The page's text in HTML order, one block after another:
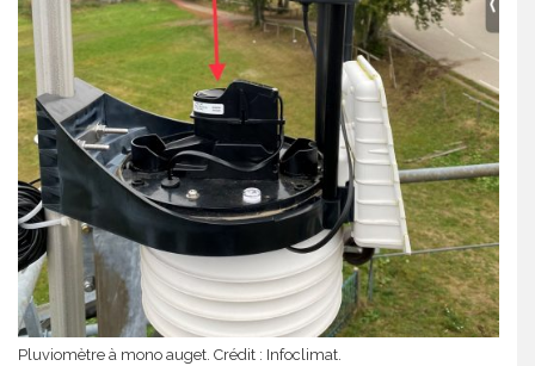
Pluviomètre à mono auget. Crédit : Infoclimat.